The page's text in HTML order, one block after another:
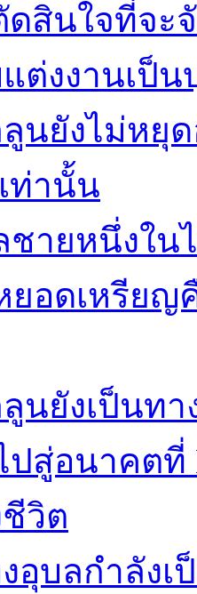
สินใจที่จะ
ต่งงานเป็
นยังไม่หยุ
ท่านั้น
ชายหนึ่งใ
อดเหรียญ
นยังเป็นทา
ปสู่อนาคตที่
วิต
อุบลกำลัง